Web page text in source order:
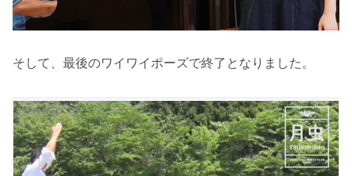
そして、最後のワイワイポーズで終了となりました。